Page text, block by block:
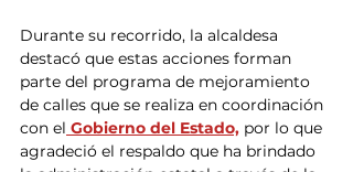
Durante su recorrido, la alcaldesa
destacó que estas acciones forman
parte del programa de mejoramiento
de calles que se realiza en coordinación
con el Gobierno del Estado, por lo que
agradeció el respaldo que ha brindado